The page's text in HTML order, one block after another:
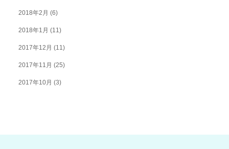
2018年2月 (6)
2018年1月 (11)
2017年12月 (11)
2017年11月 (25)
2017年10月 (3)